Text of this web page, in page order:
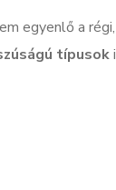
egyenlő a
típusok